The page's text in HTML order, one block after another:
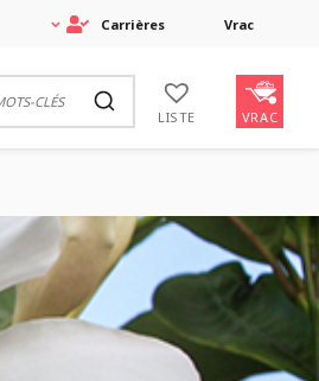
Carrières Vrac
LISTE VRAC